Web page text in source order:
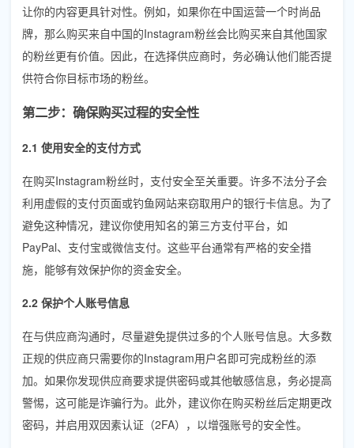
让你的内容更具针对性。例如，如果你在中国运营一个时尚品
牌，那么购买来自中国的Instagram粉丝会比购买来自其他国家
的粉丝更有价值。因此，在选择供应商时，务必确认他们能否提
供符合你目标市场的粉丝。
第二步：确保购买过程的安全性
2.1 使用安全的支付方式
在购买Instagram粉丝时，支付安全至关重要。许多不法分子会
利用虚假的支付页面或钓鱼网站来窃取用户的银行卡信息。为了
避免这种情况，建议你使用知名的第三方支付平台，如
PayPal、支付宝或微信支付。这些平台通常有严格的安全措
施，能够有效保护你的资金安全。
2.2 保护个人账号信息
在与供应商沟通时，尽量避免提供过多的个人账号信息。大多数
正规的供应商只需要你的Instagram用户名即可完成粉丝的添
加。如果你发现供应商要求提供密码或其他敏感信息，务必提高
警惕，这可能是诈骗行为。此外，建议你在购买粉丝后定期更改
密码，并启用双因素认证（2FA），以增强账号的安全性。